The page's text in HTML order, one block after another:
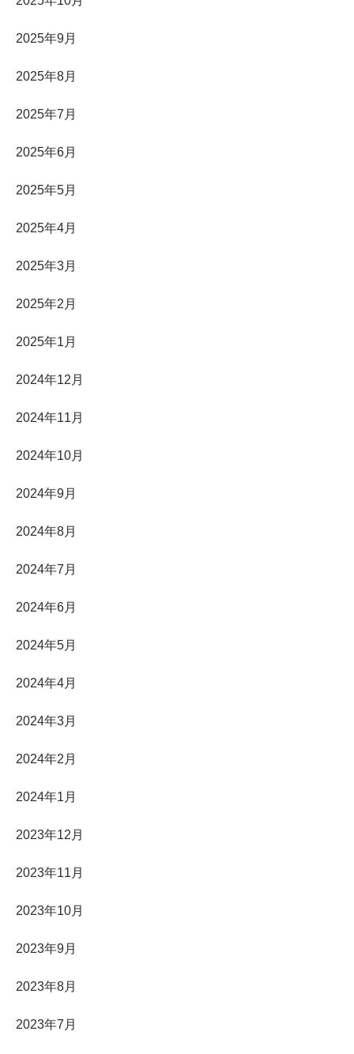
2025年9月
2025年8月
2025年7月
2025年6月
2025年5月
2025年4月
2025年3月
2025年2月
2025年1月
2024年12月
2024年11月
2024年10月
2024年9月
2024年8月
2024年7月
2024年6月
2024年5月
2024年4月
2024年3月
2024年2月
2024年1月
2023年12月
2023年11月
2023年10月
2023年9月
2023年8月
2023年7月